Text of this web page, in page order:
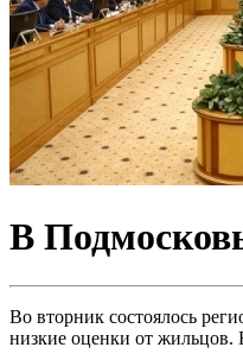
В
Во вторник состоялось
низкие оценки от жильцов.